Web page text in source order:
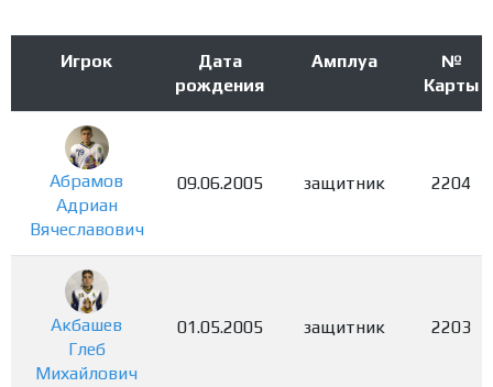
Игрок
Дата
рождения
Амплуа
№
Карты
Абрамов
Адриан
Вячеславович
09.06.2005 защитник 2204
Акбашев
Глеб
Михайлович
01.05.2005 защитник 2203